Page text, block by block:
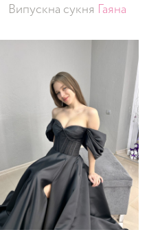
Випускна сукня Гаяна